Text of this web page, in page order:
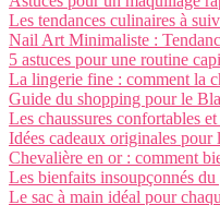
Les tendances culinaires à
Nail Art Minimaliste :
5 astuces pour une routine
La lingerie fine : comment la
Guide du shopping pour le
Les chaussures confortables
Idées cadeaux originales pour
Chevalière en or : comment
Les bienfaits insoupçonnés du
Le sac à main idéal pour